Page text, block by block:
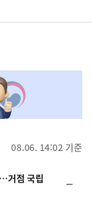
08.06. 14:02 기준
거점 국립